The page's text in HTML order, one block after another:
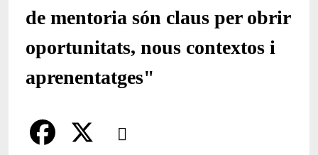
de mentoria són claus per obrir
oportunitats, nous contextos i
aprenentatges"
Comparteix